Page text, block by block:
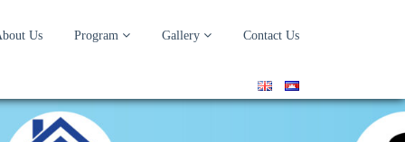
Us Program Gallery Contact Us